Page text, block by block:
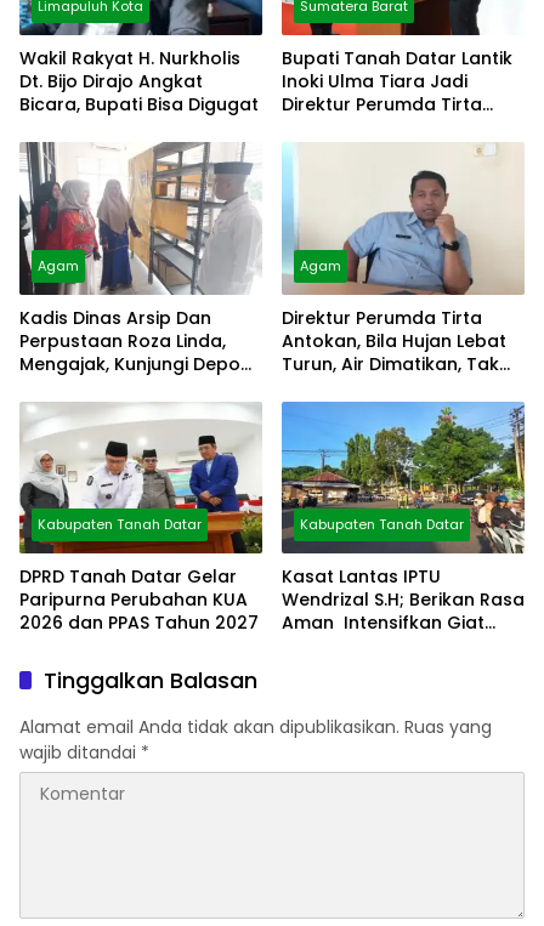
Limapuluh Kota
Wakil Rakyat H. Nurkholis
Dt. Bijo Dirajo Angkat
Bicara, Bupati Bisa Digugat
Sumatera Barat
Bupati Tanah Datar Lantik
Inoki Ulma Tiara Jadi
Direktur Perumda Tirta
Agam
Kadis Dinas Arsip Dan
Perpustaan Roza Linda,
Mengajak, Kunjungi Depo
Agam
Direktur Perumda Tirta
Antokan, Bila Hujan Lebat
Turun, Air Dimatikan, Tak
Kabupaten Tanah Datar
DPRD Tanah Datar Gelar
Paripurna Perubahan KUA
2026 dan PPAS Tahun 2027
Kabupaten Tanah Datar
Kasat Lantas IPTU
Wendrizal S.H; Berikan Rasa
Aman Intensifkan Giat
Tinggalkan Balasan
Alamat email Anda tidak akan dipublikasikan. Ruas yang
wajib ditandai *